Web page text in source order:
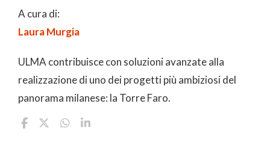
A cura di:
Laura Murgia
ULMA contribuisce con soluzioni avanzate alla
realizzazione di uno dei progetti più ambiziosi del
panorama milanese: la Torre Faro.